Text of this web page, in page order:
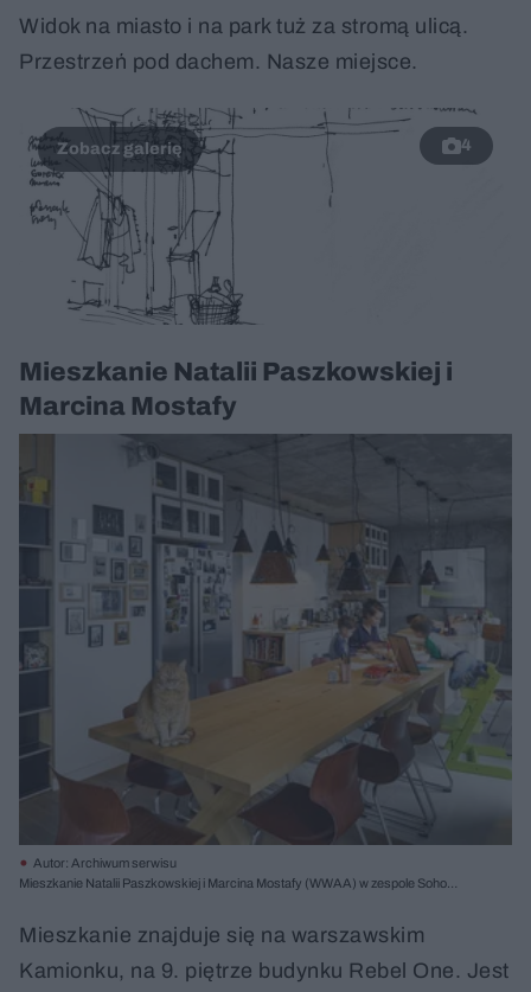
Widok na miasto i na park tuż za stromą ulicą.
Przestrzeń pod dachem. Nasze miejsce.
4
Mieszkanie Natalii Paszkowskiej i
Marcina Mostafy
Autor: Archiwum serwisu
Mieszkanie Natalii Paszkowskiej i Marcina Mostafy (WWAA) w zespole Soho
Mieszkanie znajduje się na warszawskim
Kamionku, na 9. piętrze budynku Rebel One. Jest